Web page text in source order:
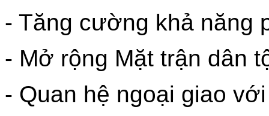
- Tăng cường khả năng
- Mở rộng Mặt trận dân
- Quan hệ ngoại giao